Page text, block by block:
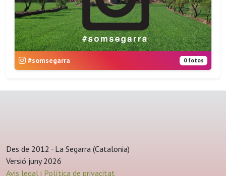
#somsegarra 0 fotos
Des de 2012 · La Segarra (Catalonia)
Versió juny 2026
Avis legal i Política de privacitat